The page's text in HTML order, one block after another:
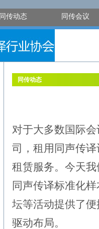
同传动态 同传会议
同传动态
对于大多数国际
司，租用同声传
租赁服务。今天
同声传译标准化
坛等活动提供了
驱动布局。